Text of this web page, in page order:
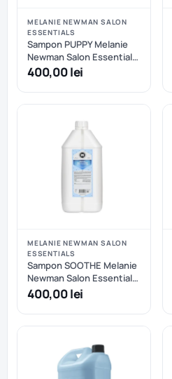
MELANIE NEWMAN SALON
ESSENTIALS
Sampon PUPPY Melanie
Newman Salon Essentials
- 5 L
400,00 lei
MELANIE NEWMAN SALON
ESSENTIALS
Sampon SOOTHE Melanie
Newman Salon Essentials
- 5L - Melanie Newman
Salon Essentials
400,00 lei